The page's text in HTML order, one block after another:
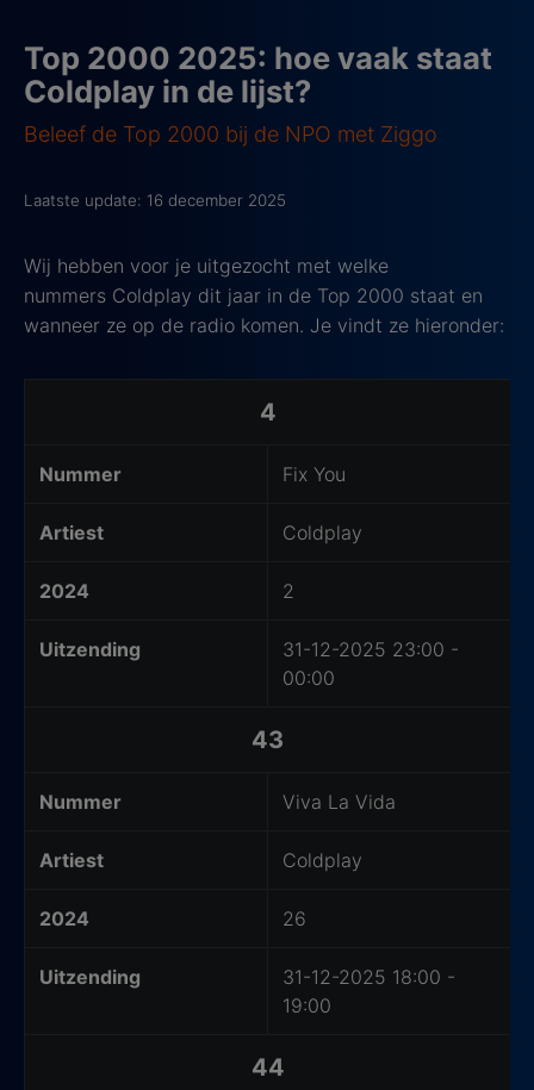
Top 2000 2025: hoe vaak staat
Coldplay in de lijst?
Beleef de Top 2000 bij de NPO met Ziggo
Laatste update: 16 december 2025
Wij hebben voor je uitgezocht met welke
nummers Coldplay dit jaar in de Top 2000 staat en
wanneer ze op de radio komen. Je vindt ze hieronder:
4
Nummer Fix You
Artiest Coldplay
2024 2
Uitzending
31-12-2025 23:00 -
00:00
43
Nummer Viva La Vida
Artiest Coldplay
2024 26
Uitzending
31-12-2025 18:00 -
19:00
44